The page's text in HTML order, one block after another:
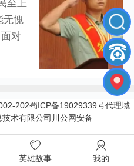
至上
无愧
对
英雄故事 我的
202蜀ICP备19029339号代理域
术有限公司川公网安备